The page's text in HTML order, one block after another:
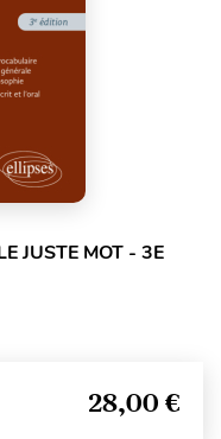
JUSTE MOT - 3E
28,00 €